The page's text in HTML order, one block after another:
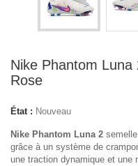
Nike Phantom
Rose
État : Nouveau
Nike Phantom Luna 2
grâce à un système de
une traction dynamique et une